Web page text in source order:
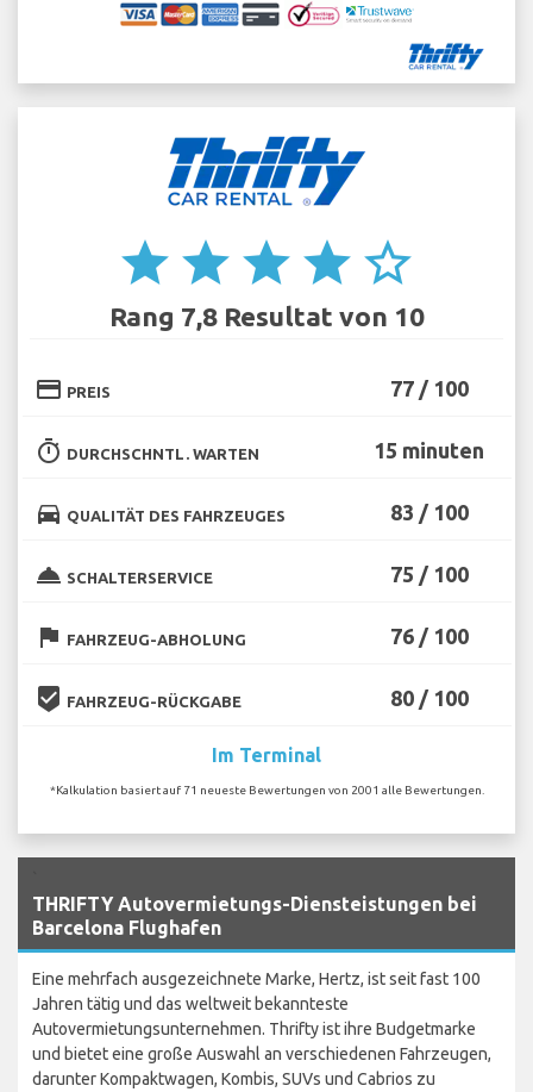
star star star star star_border
Rang 7,8 Resultat von 10
credit_card PREIS 77 / 100
timer DURCHSCHNTL. WARTEN 15 minuten
directions_car QUALITÄT DES FAHRZEUGES 83 / 100
room_service SCHALTERSERVICE 75 / 100
flag FAHRZEUG-ABHOLUNG 76 / 100
beenhere FAHRZEUG-RÜCKGABE 80 / 100
Im Terminal
*Kalkulation basiert auf 71 neueste Bewertungen von 2001 alle Bewertungen.
THRIFTY Autovermietungs-Diensteistungen bei
Barcelona Flughafen
Eine mehrfach ausgezeichnete Marke, Hertz, ist seit fast 100
Jahren tätig und das weltweit bekannteste
Autovermietungsunternehmen. Thrifty ist ihre Budgetmarke
und bietet eine große Auswahl an verschiedenen Fahrzeugen,
darunter Kompaktwagen, Kombis, SUVs und Cabrios zu